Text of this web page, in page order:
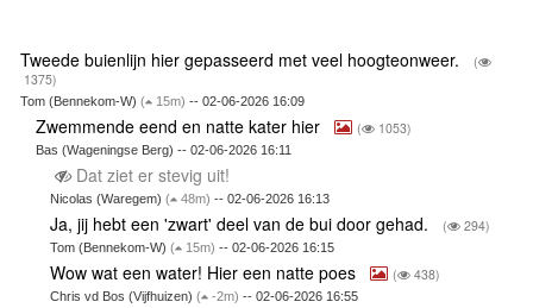
Tweede buienlijn hier gepasseerd met veel hoogteonweer.
(
1375)
Tom (Bennekom-W) ( 15m) -- 02-06-2026 16:09
Zwemmende eend en natte kater hier ( 1053)
Bas (Wageningse Berg) -- 02-06-2026 16:11
Dat ziet er stevig uit!
Nicolas (Waregem)( 48m) -- 02-06-2026 16:13
Ja, jij hebt een 'zwart' deel van de bui door gehad. ( 294)
Tom (Bennekom-W)( 15m) -- 02-06-2026 16:15
Wow wat een water! Hier een natte poes ( 438)
Chris vd Bos (Vijfhuizen)( -2m) -- 02-06-2026 16:55